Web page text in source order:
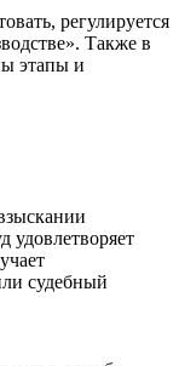
регулируется
Также в
этапы и
удовлетворяет
судебный